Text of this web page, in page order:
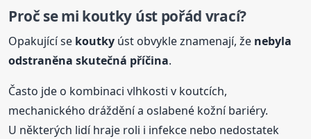
Proč se mi koutky úst pořád vrací?
Opakující se koutky úst obvykle znamenají, že nebyla
odstraněna skutečná příčina.
Často jde o kombinaci vlhkosti v koutcích,
mechanického dráždění a oslabené kožní bariéry.
U některých lidí hraje roli i infekce nebo nedostatek